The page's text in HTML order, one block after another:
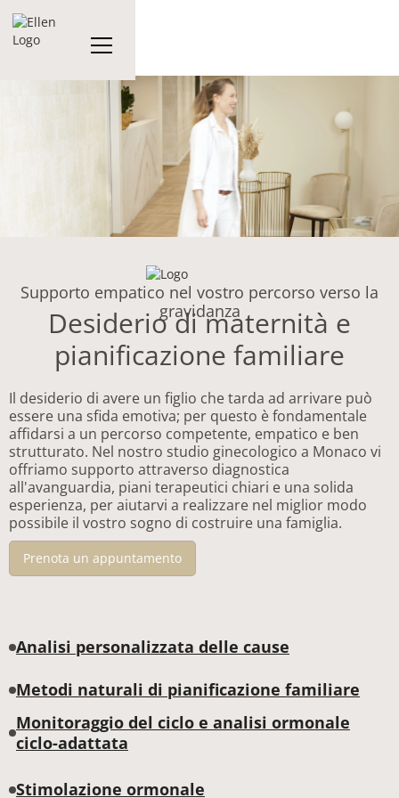
Supporto empatico nel vostro percorso verso la
gravidanza
Desiderio di maternità e
pianificazione familiare
Il desiderio di avere un figlio che tarda ad arrivare può
essere una sfida emotiva; per questo è fondamentale
affidarsi a un percorso competente, empatico e ben
strutturato. Nel nostro studio ginecologico a Monaco vi
offriamo supporto attraverso diagnostica
all'avanguardia, piani terapeutici chiari e una solida
esperienza, per aiutarvi a realizzare nel miglior modo
possibile il vostro sogno di costruire una famiglia.
Prenota un appuntamento
Analisi personalizzata delle cause
per entrambi i partner. Per l'uomo consigliamo
l'esecuzione di uno spermiogramma. Per la donna,
verifichiamo eventuali cause fisiche, ormonali o legate al
ciclo, avvalendoci di un'analisi del ciclo mestruale, di
valutare la maturazione follicolare e l'ovulazione,
Metodi naturali di pianificazione familiare
Molte coppie desiderano innanzitutto comprendere
meglio il proprio corpo. Offriamo una consulenza
approfondita sui metodi di pianificazione familiare
temperatura basale e sull'osservazione del muco
Monitoraggio del ciclo e analisi ormonale
ciclo-adattata
tramite ecografia e controllo ormonale – siamo in grado
Stimolazione ormonale